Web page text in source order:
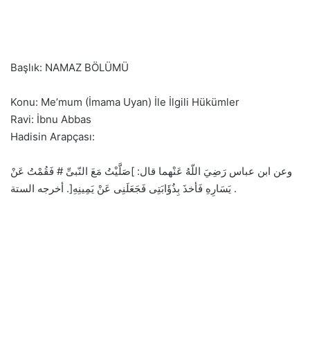
Başlık: NAMAZ BÖLÜMÜ
Konu: Me’mum (İmama Uyan) İle İlgili Hükümler
Ravi: İbnu Abbas
Hadisin Arapçası:
وعن ابن عباس رَضِيَ اللّهُ عَنْهما قال: ]صَلَّيْتُ مَعَ النّبىِّ # فَقُمْتُ عَنْ
يَسَارِهِ فَأخذَ بِذُؤَابَتِى فَجَعَلَنِى عَنْ يَمِينِهِ[. أخرجه الستة .